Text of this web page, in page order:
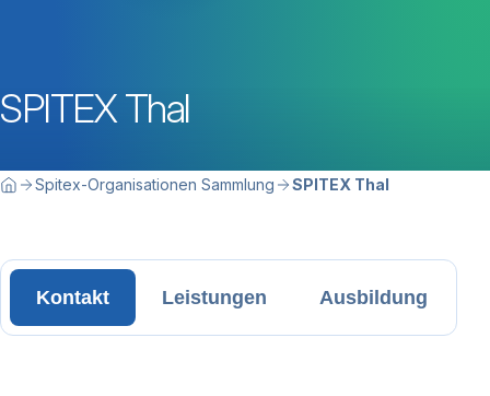
SPITEX Thal
Breadcrumbnavigation
Sie befinden sich hier:
HomeSpitex-Organisationen Sammlung SPITEX Thal
Kontakt Leistungen Ausbildung